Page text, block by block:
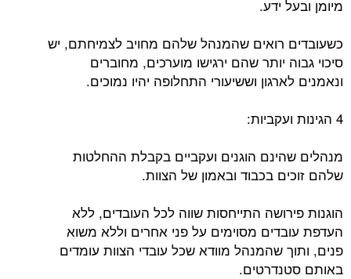
מיומן ובעל ידע.
כשעובדים רואים שהמנהל שלהם מחויב לצמיחתם, יש
סיכוי גבוה יותר שהם ירגישו מוערכים, מחוברים
ונאמנים לארגון וששיעורי התחלופה יהיו נמוכים.
4 הגינות ועקביות:
מנהלים שהינם הוגנים ועקביים בקבלת ההחלטות
שלהם זוכים בכבוד ובאמון של הצוות.
הוגנות פירושה התייחסות שווה לכל העובדים, ללא
העדפת עובדים מסוימים על פני אחרים וללא משוא
פנים, ותוך שהמנהל מוודא שכל עובדי הצוות עומדים
באותם סטנדרטים.